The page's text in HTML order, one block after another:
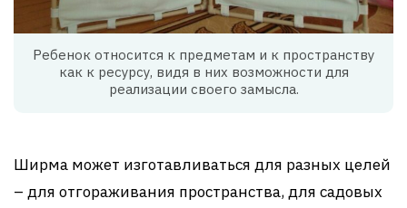
Ребенок относится к предметам и к пространству
как к ресурсу, видя в них возможности для
реализации своего замысла.
Ширма может изготавливаться для разных целей
– для отгораживания пространства, для садовых